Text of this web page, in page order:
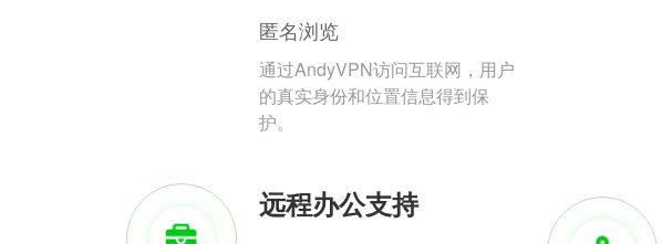
匿名浏览
通过AndyVPN访问互联网，用户
的真实身份和位置信息得到保
护。
远程办公支持